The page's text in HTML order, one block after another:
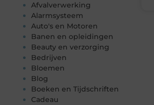
Afvalverwerking
Alarmsysteem
Auto's en Motoren
Banen en opleidingen
Beauty en verzorging
Bedrijven
Bloemen
Blog
Boeken en Tijdschriften
Cadeau